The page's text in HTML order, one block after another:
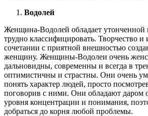
Водолей
Женщина-Водолей обладает утонченной
трудно классифицировать. Творчество и
сочетании с приятной внешностью
женщину. Женщины-Водолеи очень
дальновидны, современны и всегда в
оптимистичны и страстны. Они очень
понять характер людей, просто
поговорив с ними. Они обладают даром
уровня концентрации и понимания,
добраться до корня любой проблемы.